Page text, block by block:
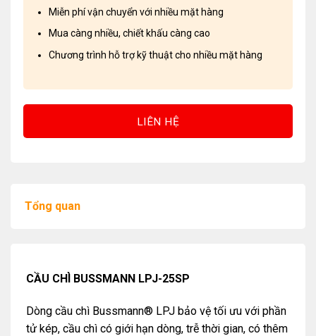
Miễn phí vận chuyển với nhiều mặt hàng
Mua càng nhiều, chiết khấu càng cao
Chương trình hỗ trợ kỹ thuật cho nhiều mặt hàng
LIÊN HỆ
Tổng quan
CẦU CHÌ BUSSMANN LPJ-25SP
Dòng cầu chì Bussmann® LPJ bảo vệ tối ưu với phần
tử kép, cầu chì có giới hạn dòng, trễ thời gian, có thêm